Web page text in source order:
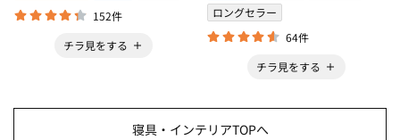
152件
チラ見をする
ロングセラー
64件
チラ見をする
寝具・インテリアTOPへ